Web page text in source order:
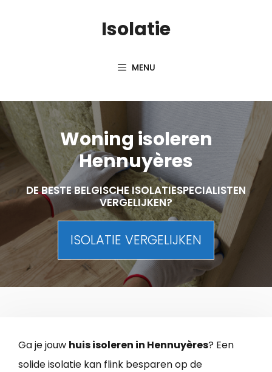
Isolatie
MENU
Woning isoleren
Hennuyères
DE BESTE BELGISCHE ISOLATIESPECIALISTEN
VERGELIJKEN?
ISOLATIE VERGELIJKEN
Ga je jouw huis isoleren in Hennuyères? Een
solide isolatie kan flink besparen op de